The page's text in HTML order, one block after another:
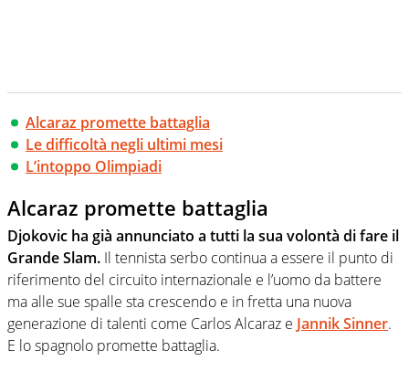
Alcaraz promette battaglia
Le difficoltà negli ultimi mesi
L’intoppo Olimpiadi
Alcaraz promette battaglia
Djokovic ha già annunciato a tutti la sua volontà di fare il
Grande Slam. Il tennista serbo continua a essere il punto di
riferimento del circuito internazionale e l’uomo da battere
ma alle sue spalle sta crescendo e in fretta una nuova
generazione di talenti come Carlos Alcaraz e Jannik Sinner.
E lo spagnolo promette battaglia.